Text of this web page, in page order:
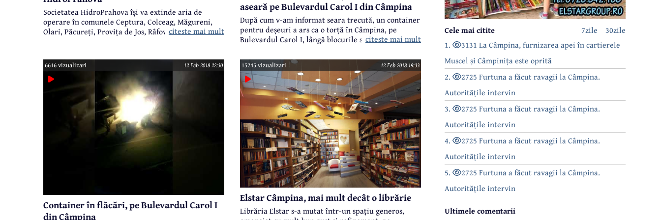
Societatea HidroPrahova își va extinde aria de
operare în comunele Ceptura, Colceag, Măgureni,
Olari, Păcureți, Provița de Jos, Râfov, Starchiojd și
operatorul de apă și canal în 64 de localități
prahovene (din 104), mai exact în municipiul
Câmpina, 11 orașe și 52 de comune.
citeste mai mult
aseară pe Bulevardul Carol I din Câmpina
După cum v-am informat seara trecută, un container
pentru deșeuri a ars ca o torță în Câmpina, pe
Bulevardul Carol I, lângă blocurile situate vis-a-vis
Brazi). Locatarii au văzut fumul și au anunțat
pompierii. Având în vedere că în container se aflau
PET-uri, cartoane și hârtie, incendiul s-a manifestat
tot mai violent.
citeste mai mult
6616 vizualizari 12 Feb 2018 22:30
Container în flăcări, pe Bulevardul Carol I
din Câmpina
15245 vizualizari 12 Feb 2018 19:33
Elstar Câmpina, mai mult decât o librărie
Librăria Elstar s-a mutat într-un spațiu generos,
30zile
7zile
Cele mai citite
1.
3131 La Câmpina, furnizarea apei în cartierele
Muscel și Câmpinița este oprită
2.
2725 Furtuna a făcut ravagii la Câmpina.
Autoritățile intervin
3.
2725 Furtuna a făcut ravagii la Câmpina.
Autoritățile intervin
4.
2725 Furtuna a făcut ravagii la Câmpina.
Autoritățile intervin
5.
2725 Furtuna a făcut ravagii la Câmpina.
Autoritățile intervin
Ultimele comentarii